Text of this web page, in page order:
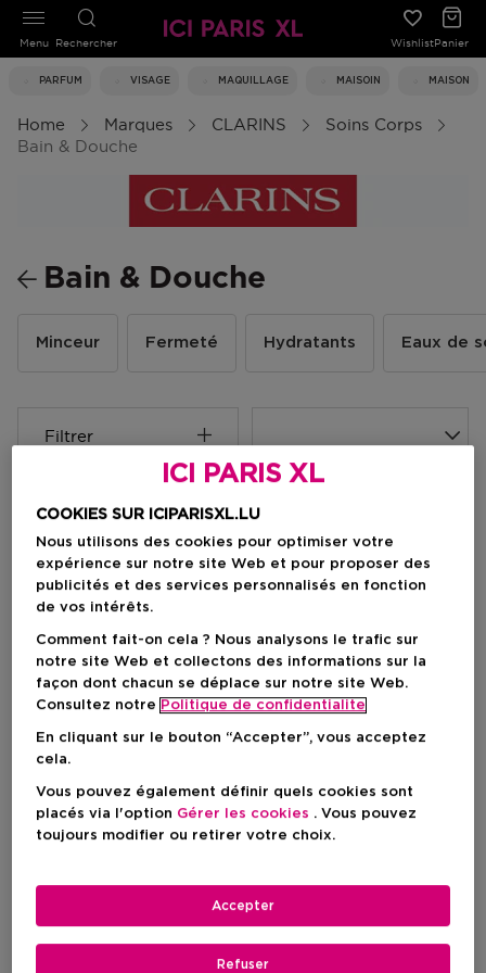
Rechercher WishlistPanier
PARFUM VISAGE MAQUILLAGE MAISOIN MAISON
Menu
Home Marques CLARINS
Soins Corps
Bain & Douche
Bain & Douche
Minceur Fermeté Hydratants Eaux de
Filtrer
Clarins Aroma
ICI PARIS XL
COOKIES SUR ICIPARISXL.LU
Nous utilisons des cookies pour optimiser votre
expérience sur notre site Web et pour proposer des
publicités et des services personnalisés en fonction
de vos intérêts.
Comment fait-on cela ? Nous analysons le trafic sur
notre site Web et collectons des informations sur la
façon dont chacun se déplace sur notre site Web.
Consultez notre Politique de confidentialite
En cliquant sur le bouton “Accepter”, vous acceptez
cela.
Vous pouvez également définir quels cookies sont
placés via l'option Gérer les cookies . Vous pouvez
toujours modifier ou retirer votre choix.
Refuser
Accepter